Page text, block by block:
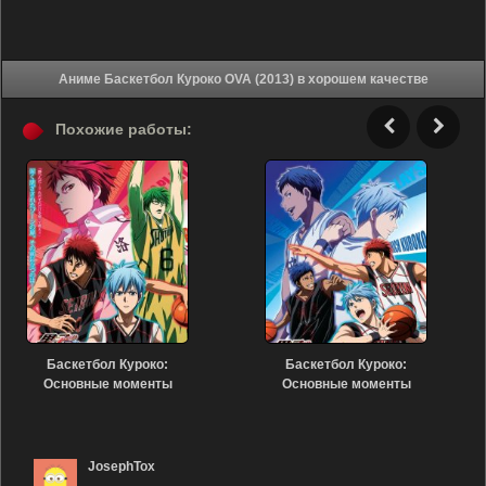
Аниме Баскетбол Куроко OVA (2013) в хорошем качестве
Похожие работы:
Баскетбол Куроко:
Основные моменты
Баскетбол Куроко:
Основные моменты
JosephTox